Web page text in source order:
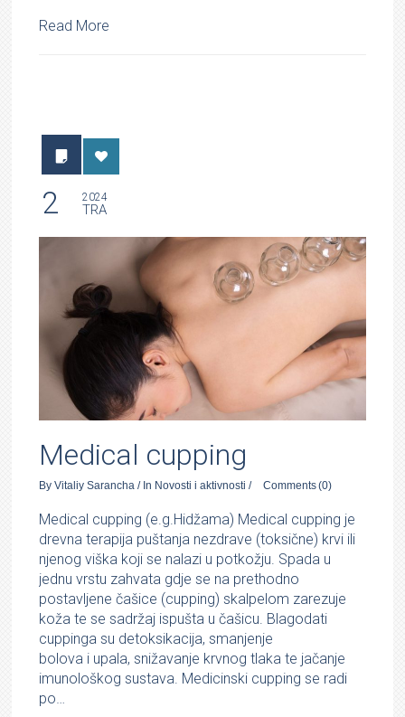
Read More
2 2024
TRA
Medical cupping
ByVitaliy Sarancha / In Novosti i aktivnosti / Comments(0)
Medical cupping (e.g.Hidžama) Medical cupping je
drevna terapija puštanja nezdrave (toksične) krvi ili
njenog viška koji se nalazi u potkožju. Spada u
jednu vrstu zahvata gdje se na prethodno
postavljene čašice (cupping) skalpelom zarezuje
koža te se sadržaj ispušta u čašicu. Blagodati
cuppinga su detoksikacija, smanjenje
bolova i upala, snižavanje krvnog tlaka te jačanje
imunološkog sustava. Medicinski cupping se radi
po…